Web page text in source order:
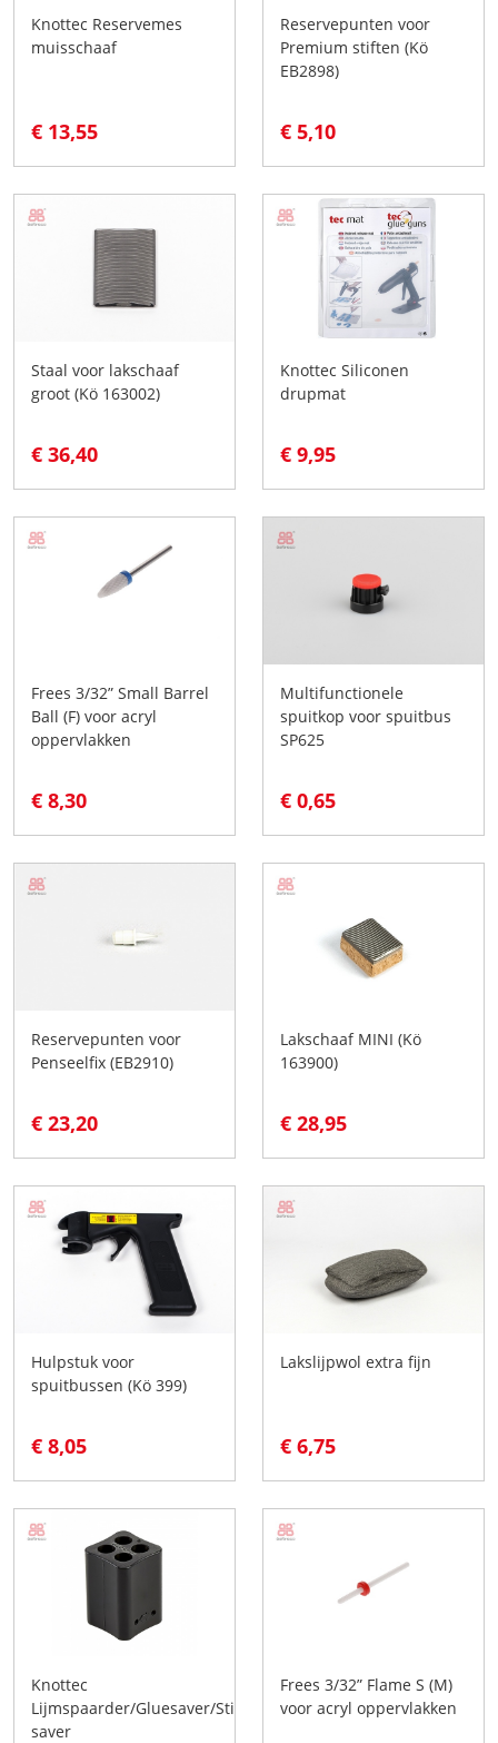
Knottec Reservemes
muisschaaf
€ 13,55
Reservepunten voor
Premium stiften (Kö
EB2898)
€ 5,10
Staal voor lakschaaf
groot (Kö 163002)
€ 36,40
Knottec Siliconen
drupmat
€ 9,95
Frees 3/32” Small Barrel
Ball (F) voor acryl
oppervlakken
€ 8,30
Multifunctionele
spuitkop voor spuitbus
SP625
€ 0,65
Reservepunten voor
Penseelfix (EB2910)
€ 23,20
Lakschaaf MINI (Kö
163900)
€ 28,95
Hulpstuk voor
spuitbussen (Kö 399)
€ 8,05
Lakslijpwol extra fijn
€ 6,75
Knottec
Lijmspaarder/Gluesaver/Stick
saver
Frees 3/32” Flame S (M)
voor acryl oppervlakken